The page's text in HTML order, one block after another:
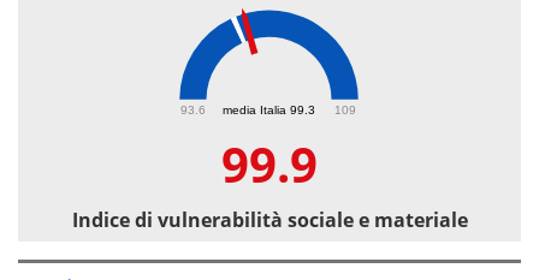
media Italia 99.3
93.6 109
99.9
Indice di vulnerabilità sociale e materiale